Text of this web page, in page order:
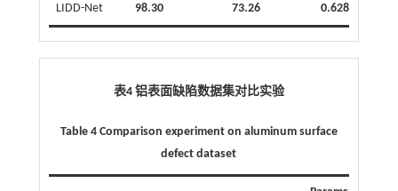
LIDD-Net 98.30 73.26 0.628 7
表4 铝表面缺陷数据集对比实验
Table 4 Comparison experiment on aluminum surface
defect dataset